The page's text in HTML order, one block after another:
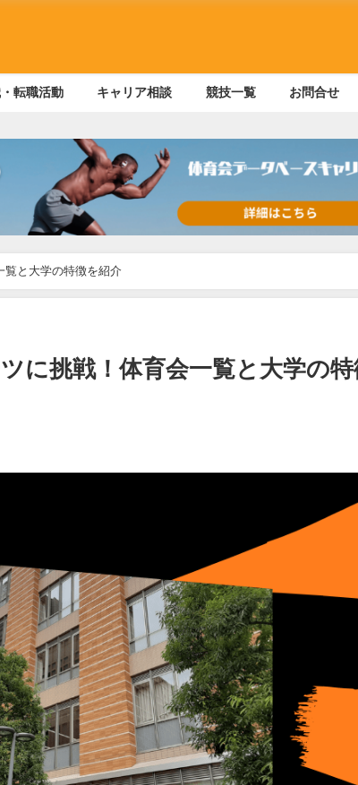
転職活動 キャリア相談 競技一覧 お問合せ
覧と大学の特徴を紹介
に挑戦！体育会一覧と大学の特